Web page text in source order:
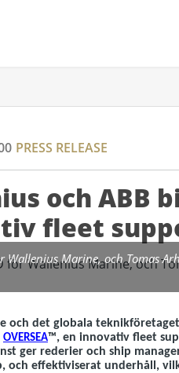
PRESS RELEASE
och ABB
fleet
Wallenius Marine, och Tomas
och det globala
OVERSEA™, en innovativ fleet
ger rederier och ship
och effektiviserat underhåll,